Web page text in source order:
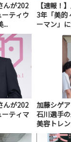
んが202
ティウ
...
【速報！
3年「美的
ーマン」
んが202
ティマ
加藤シゲ
石川選手
美容トレ